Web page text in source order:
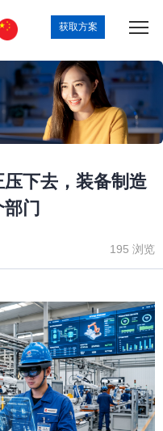
获取方案
下去，装备制造
门
195 浏览